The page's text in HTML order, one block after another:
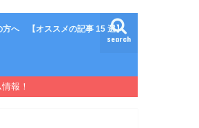
search
へ 【オススメの記事 15 選】
報！